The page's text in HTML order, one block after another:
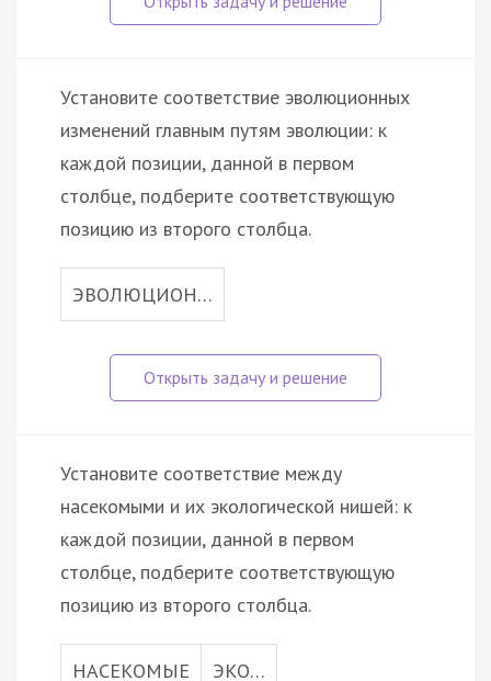
Установите соответствие эволюционных
изменений главным путям эволюции: к
каждой позиции, данной в первом
столбце, подберите соответствующую
позицию из второго столбца.
ЭВОЛЮЦИОН…
Установите соответствие между
насекомыми и их экологической нишей: к
каждой позиции, данной в первом
столбце, подберите соответствующую
позицию из второго столбца.
НАСЕКОМЫЕ ЭКО…